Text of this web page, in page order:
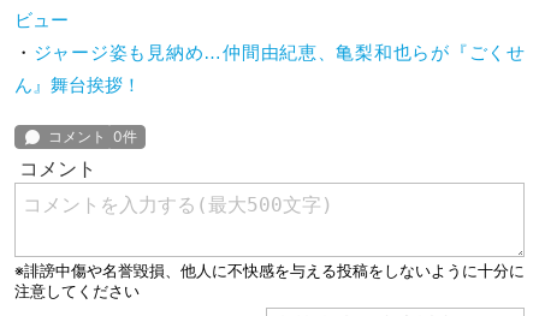
ビュー
・ ジャージ姿も見納め…仲間由紀恵、亀梨和也らが『ごくせ
ん』舞台挨拶！